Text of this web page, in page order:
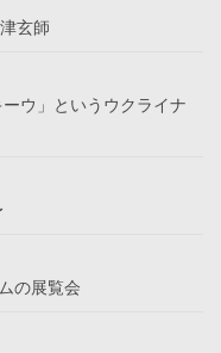
玄師
ウ」というウクライナ
の展覧会